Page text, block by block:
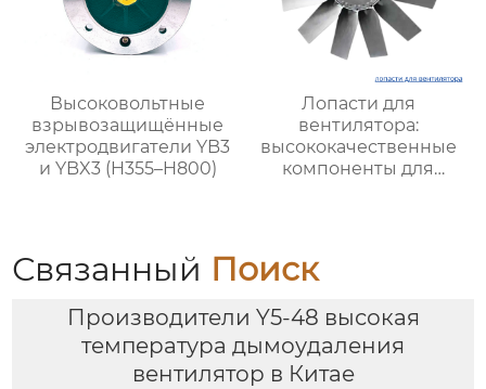
Высоковольтные
взрывозащищённые
электродвигатели YB3
и YBX3 (H355–H800)
Лопасти для
вентилятора:
высококачественные
компоненты для
Связанный Поиск
Производители Y5-48 высокая
температура дымоудаления
вентилятор в Китае